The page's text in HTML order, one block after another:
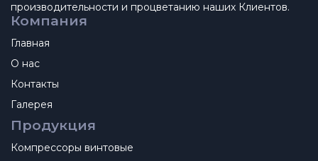
производительности и процветанию наших Клиентов.
Компания
Главная
О нас
Контакты
Галерея
Продукция
Компрессоры винтовые